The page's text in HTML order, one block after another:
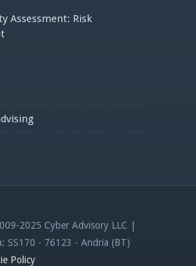
Assessment: Risk
2025 Cyber Advisory LLC |
SS170 - 76123 - Andria (BT)
Policy